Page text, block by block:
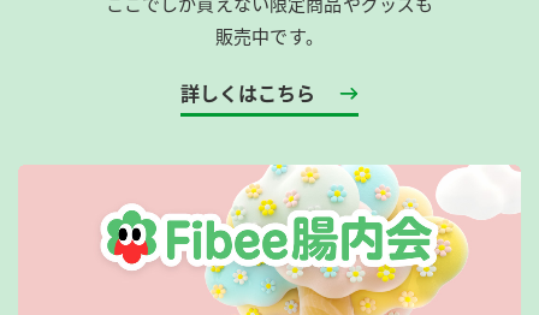
販売中です。
詳しくはこちら